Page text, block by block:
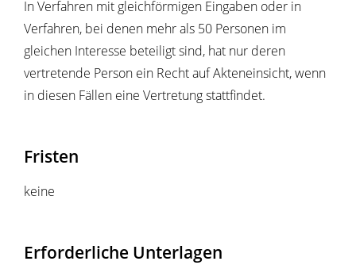
In Verfahren mit gleichförmigen Eingaben oder in
Verfahren, bei denen mehr als 50 Personen im
gleichen Interesse beteiligt sind, hat nur deren
vertretende Person ein Recht auf Akteneinsicht, wenn
in diesen Fällen eine Vertretung stattfindet.
Fristen
keine
Erforderliche Unterlagen